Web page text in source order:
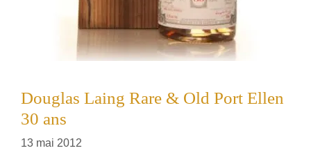
Douglas Laing Rare & Old Port Ellen
30 ans
13 mai 2012